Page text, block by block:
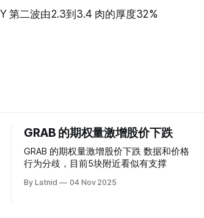
第二波由2.3到3.4 肉的厚度32%
GRAB 的期权量激增股价下跌
GRAB 的期权量激增股价下跌 数据和价格
行为分歧，目前5块附近看似有支撑
By Latnid 04 Nov 2025